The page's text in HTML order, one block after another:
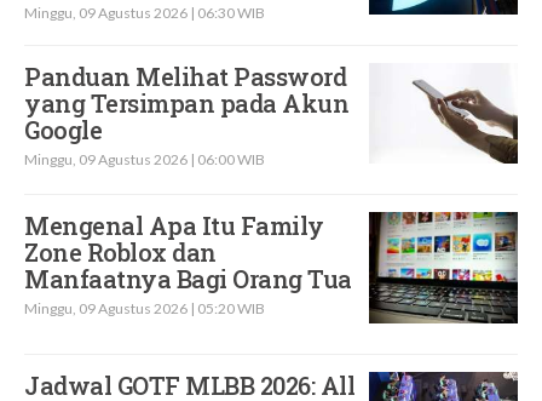
Minggu, 09 Agustus 2026 | 06:30 WIB
Panduan Melihat Password
yang Tersimpan pada Akun
Google
Minggu, 09 Agustus 2026 | 06:00 WIB
Mengenal Apa Itu Family
Zone Roblox dan
Manfaatnya Bagi Orang Tua
Minggu, 09 Agustus 2026 | 05:20 WIB
Jadwal GOTF MLBB 2026: All